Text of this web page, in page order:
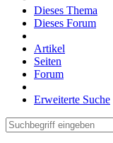
Dieses Thema
Dieses Forum
Artikel
Seiten
Forum
Erweiterte Suche